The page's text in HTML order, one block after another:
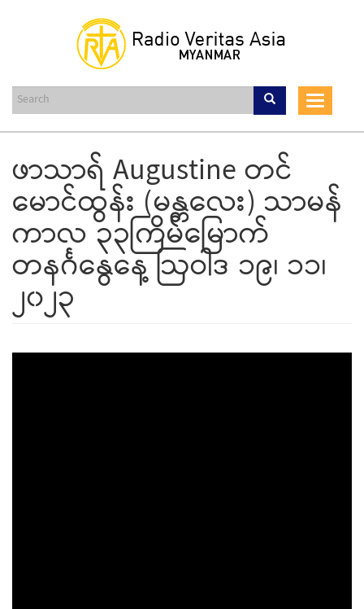
content
Toggle
ဖာသာရ် Augustine တင်
မောင်ထွန်း (မန္တလေး) သာမန်
ကာလ ၃၃ကြိမ်မြောက်
တနင်္ဂနွေနေ့ ဩဝါဒ ၁၉၊ ၁၁၊
၂၀၂၃